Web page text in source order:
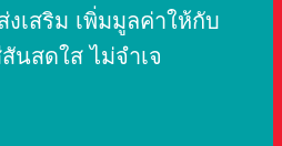
เสริม เพิ่มมูลค่าให้กับ
นสดใส ไม่จำเจ